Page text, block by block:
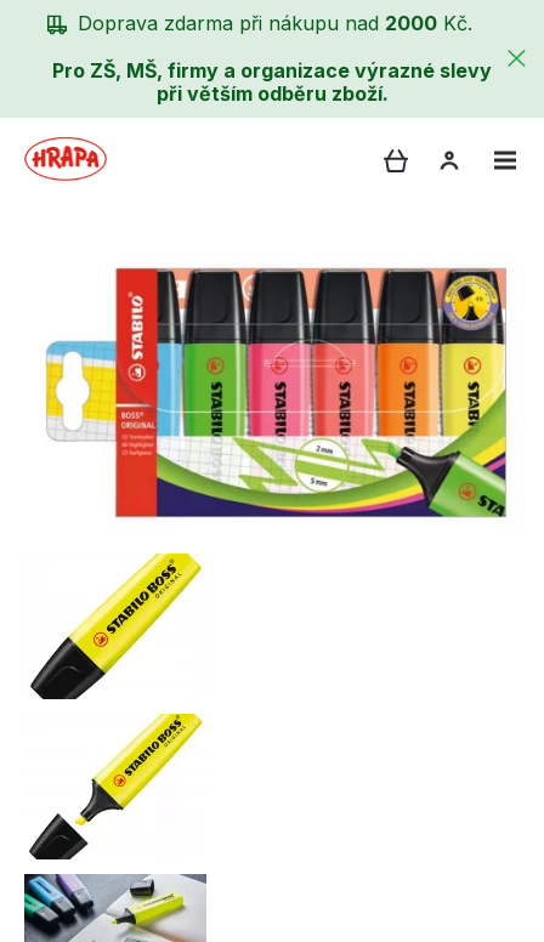
Doprava zdarma při nákupu nad 2000 Kč.
Pro ZŠ, MŠ, firmy a organizace výrazné slevy
při větším odběru zboží.